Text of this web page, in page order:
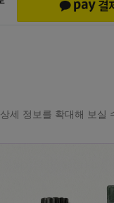
상세 정보를 확대해 보실